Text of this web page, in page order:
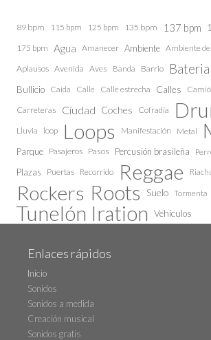
89 bpm 115 bpm 125 bpm 135 bpm 137 bpm
175 bpm Agua Amanecer Ambiente Ambiente de
Aplausos Avenida Aves Banda Barrio Bateria
Bullicio Caida Calle Calle estrecha Calles
Carreteras Ciudad Coches Cofradía
Lluvia loop Loops Manifestación Metal
Parque Pasajeros Pasos Percusión brasileña
Plazas Puertas Recorrido Reggae
Rockers Roots Suelo Tormenta
Tunelón Iration Vehículos
Enlaces rápidos
Inicio
Sonidos
Sonidos a medida
Creación musical
Sonidos gratis